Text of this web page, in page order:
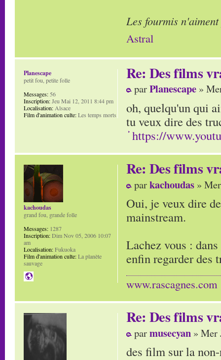
Les fourmis
Astral
Re: Des films
parPlanescape »
oh, quelqu'un qui
tu veux dire des
https://
Planescape
petit fou, petite folle
Messages: 56
Inscription:Jeu Mai 12, 2011 8:44 pm
Localisation: Alsace
Film d'animation culte:Les temps morts
Re: Des films
parkachoudas »
Oui, je veux dire
mainstream.
Lachez vous :
enfin regarder des
www.rascagnes.com
kachoudas
grand fou, grande folle
Messages: 1287
Inscription:Dim Nov 05, 2006 10:07
am
Localisation:Fukuoka
Film d'animation culte:La planète
sauvage
Re: Des films
parmusecyan » Mer
des film sur la